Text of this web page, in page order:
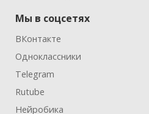
Мы в соцсетях
ВКонтакте
Одноклассники
Telegram
Rutube
Нейробика